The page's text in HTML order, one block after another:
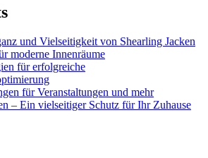
und Vielseitigkeit von Shearling Jacken
moderne Innenräume
für erfolgreiche
für Veranstaltungen und mehr
– Ein vielseitiger Schutz für Ihr Zuhause